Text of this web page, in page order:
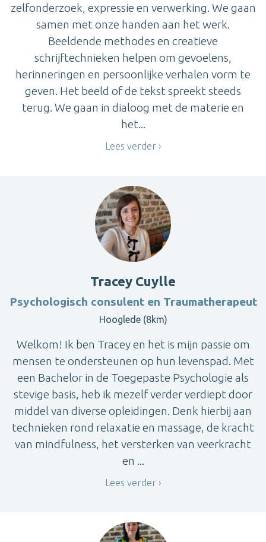
zelfonderzoek, expressie en verwerking. We gaan
samen met onze handen aan het werk.
Beeldende methodes en creatieve
schrijftechnieken helpen om gevoelens,
herinneringen en persoonlijke verhalen vorm te
geven. Het beeld of de tekst spreekt steeds
terug. We gaan in dialoog met de materie en
het...
Lees verder
Tracey Cuylle
Psychologisch consulent en Traumatherapeut
Hooglede (8km)
Welkom! Ik ben Tracey en het is mijn passie om
mensen te ondersteunen op hun levenspad. Met
een Bachelor in de Toegepaste Psychologie als
stevige basis, heb ik mezelf verder verdiept door
middel van diverse opleidingen. Denk hierbij aan
technieken rond relaxatie en massage, de kracht
van mindfulness, het versterken van veerkracht
en ...
Lees verder